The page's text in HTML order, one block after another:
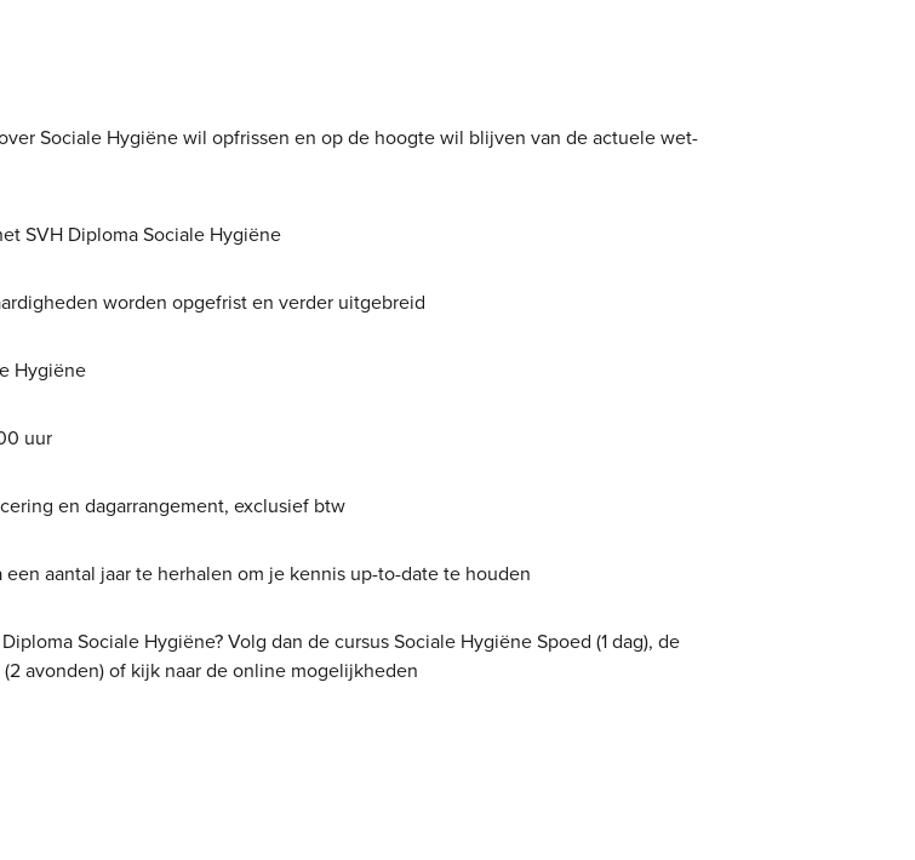
Sociale Hygiëne wil opfrissen en op de hoogte wil blijven van de actuele wet-
SVH Diploma Sociale Hygiëne
worden opgefrist en verder uitgebreid
Hygiëne
uur
en dagarrangement, exclusief btw
aantal jaar te herhalen om je kennis up-to-date te houden
Sociale Hygiëne? Volg dan de cursus Sociale Hygiëne Spoed (1 dag), de
avonden) of kijk naar de online mogelijkheden